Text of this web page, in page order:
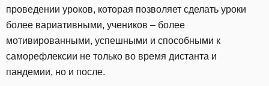
проведении уроков, которая позволяет сделать уроки
более вариативными, учеников – более
мотивированными, успешными и способными к
саморефлексии не только во время дистанта и
пандемии, но и после.